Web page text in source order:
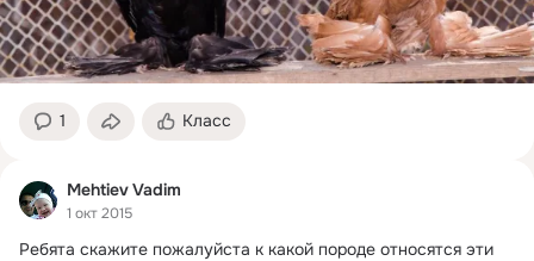
1 Класс
Mehtiev Vadim
1 окт 2015
Ребята скажите пожалуйста к какой породе относятся эти